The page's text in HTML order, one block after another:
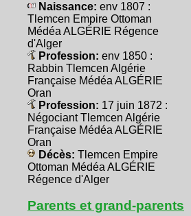
Naissance: env 1807 :
Tlemcen Empire Ottoman
Médéa ALGÉRIE Régence
d'Alger
Profession: env 1850 :
Rabbin Tlemcen Algérie
Française Médéa ALGÉRIE
Oran
Profession: 17 juin 1872 :
Négociant Tlemcen Algérie
Française Médéa ALGÉRIE
Oran
Décès: Tlemcen Empire
Ottoman Médéa ALGÉRIE
Régence d'Alger
Parents et grand-parents